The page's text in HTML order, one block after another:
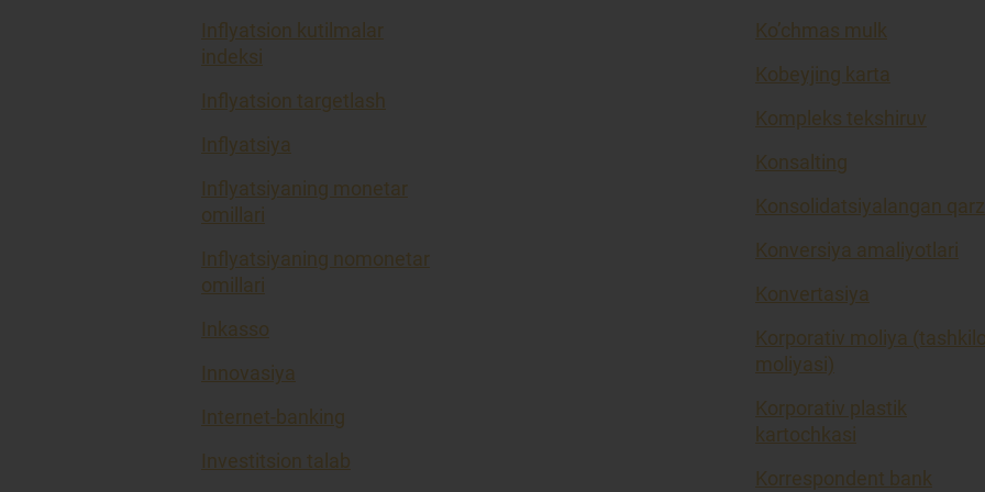
Inflyatsion kutilmalar
indeksi
Inflyatsion targetlash
Inflyatsiya
Inflyatsiyaning monetar
omillari
Inflyatsiyaning nomonetar
omillari
Inkasso
Innovasiya
Internet-banking
Investitsion talab
Ko’chmas mulk
Kobeyjing karta
Kompleks tekshiruv
Konsalting
Konsolidatsiyalangan qarz
Konversiya amaliyotlari
Konvertasiya
Korporativ moliya
moliyasi)
Korporativ plastik
kartochkasi
Korrespondent bank